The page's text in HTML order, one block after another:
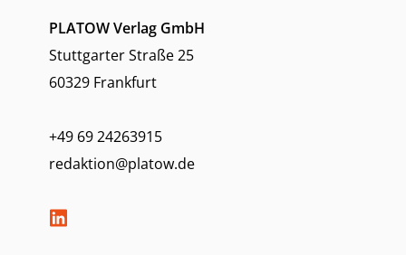
PLATOW Verlag GmbH
Stuttgarter Straße 25
60329 Frankfurt
+49 69 24263915
redaktion@platow.de